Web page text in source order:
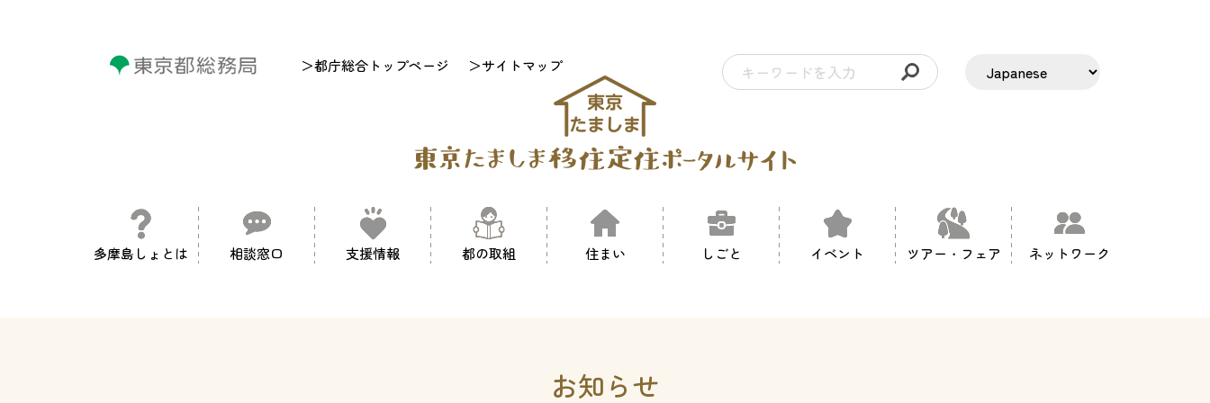
＞都庁総合トップページ ＞サイトマップ
多摩島しょとは 相談窓口 支援情報 都の取組 住まい しごと イベント ツアー・フェア ネットワーク
お知らせ